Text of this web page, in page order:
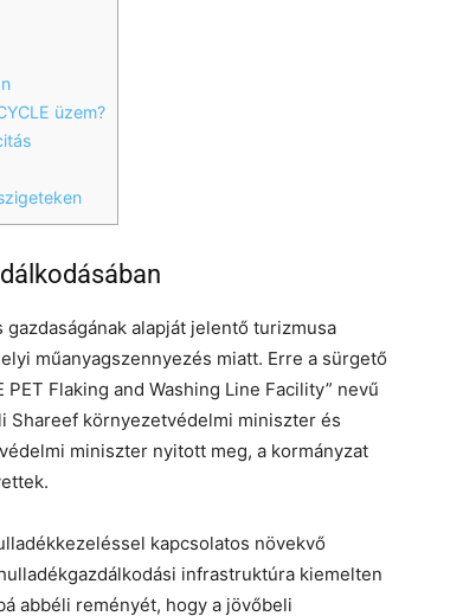
üzem?
alapját jelentő turizmusa
műanyagszennyezés miatt. Erre a sürgető
Flaking and Washing Line Facility” nevű
Shareef környezetvédelmi miniszter és
miniszter nyitott meg, a kormányzat
kapcsolatos növekvő
infrastruktúra kiemelten
abbéli reményét, hogy a jövőbeli